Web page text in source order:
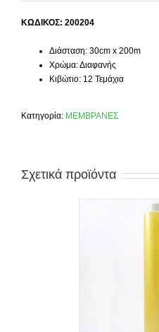
ΚΩΔΙΚΟΣ: 200204
Διάσταση: 30cm x 200m
Χρώμα: Διαφανής
Κιβώτιο: 12 Τεμάχια
Κατηγορία: ΜΕΜΒΡΑΝΕΣ
Σχετικά προϊόντα